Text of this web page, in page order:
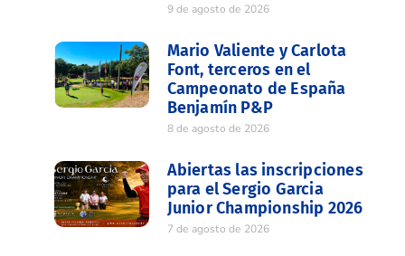
9 de agosto de 2026
Mario Valiente y Carlota
Font, terceros en el
Campeonato de España
Benjamín P&P
8 de agosto de 2026
Abiertas las inscripciones
para el Sergio Garcia
Junior Championship 2026
7 de agosto de 2026